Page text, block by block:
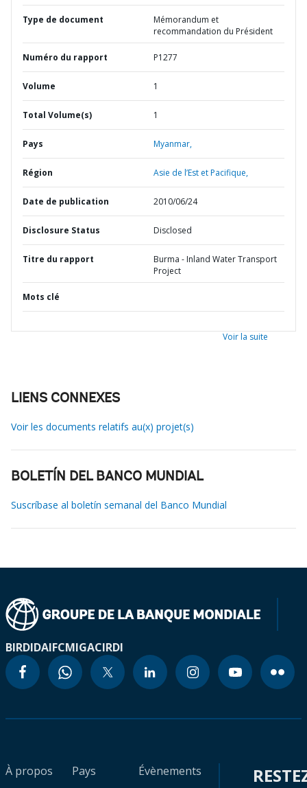
Type de document
Mémorandum et
recommandation du Président
Numéro du rapport P1277
Volume 1
Total Volume(s) 1
Pays Myanmar,
Région Asie de l’Est et Pacifique,
Date de publication 2010/06/24
Disclosure Status Disclosed
Titre du rapport
Burma - Inland Water Transport
Project
Mots clé
Voir la suite
LIENS CONNEXES
Voir les documents relatifs au(x) projet(s)
BOLETÍN DEL BANCO MUNDIAL
Suscríbase al boletín semanal del Banco Mundial
BIRDIDAIFCMIGACIRDI
À propos
Pays
Évènements